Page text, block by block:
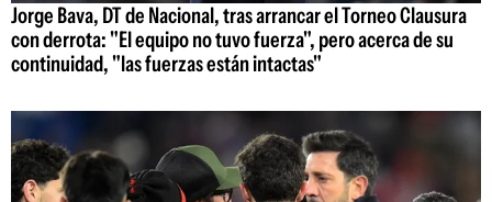
Jorge Bava, DT de Nacional, tras arrancar el Torneo Clausura
con derrota: "El equipo no tuvo fuerza", pero acerca de su
continuidad, "las fuerzas están intactas"